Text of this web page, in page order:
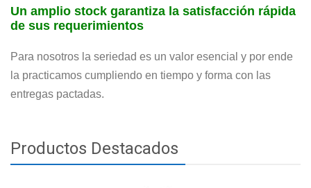
Un amplio stock garantiza la satisfacción rápida
de sus requerimientos
Para nosotros la seriedad es un valor esencial y por ende
la practicamos cumpliendo en tiempo y forma con las
entregas pactadas.
Productos Destacados